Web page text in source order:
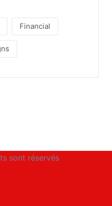
Financial
sont réservés